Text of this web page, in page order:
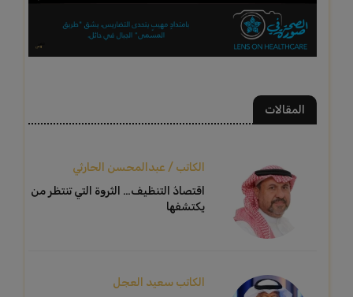
المقالات
الكاتب / عبدالمحسن الحارثي
اقتصادُ التنظيف… الثروة التي تنتظر من
يكتشفها
الكاتب سعيد العجل